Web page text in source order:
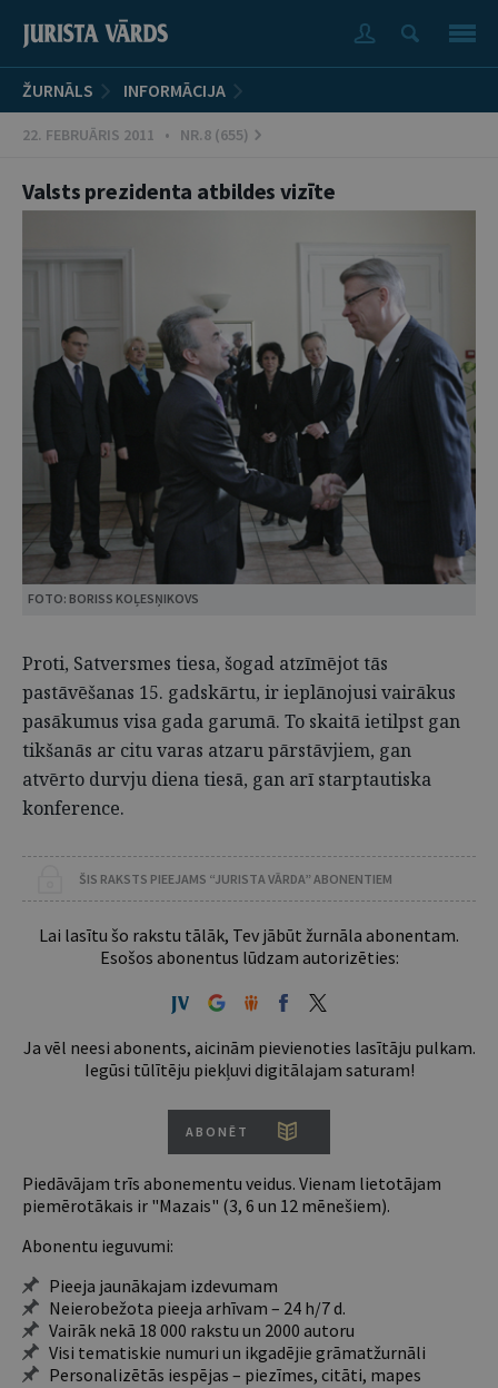
ŽURNĀLS INFORMĀCIJA
22. FEBRUĀRIS 2011 • NR.8 (655)
Valsts prezidenta atbildes vizīte
FOTO: BORISS KOĻESŅIKOVS
Proti, Satversmes tiesa, šogad atzīmējot tās
pastāvēšanas 15. gadskārtu, ir ieplānojusi vairākus
pasākumus visa gada garumā. To skaitā ietilpst gan
tikšanās ar citu varas atzaru pārstāvjiem, gan
atvērto durvju diena tiesā, gan arī starptautiska
konference.
ŠIS RAKSTS PIEEJAMS “JURISTA VĀRDA” ABONENTIEM
Lai lasītu šo rakstu tālāk, Tev jābūt žurnāla abonentam.
Esošos abonentus lūdzam autorizēties:
Ja vēl neesi abonents, aicinām pievienoties lasītāju pulkam.
Iegūsi tūlītēju piekļuvi digitālajam saturam!
ABONĒT
Piedāvājam trīs abonementu veidus. Vienam lietotājam
piemērotākais ir "Mazais" (3, 6 un 12 mēnešiem).
Abonentu ieguvumi:
Pieeja jaunākajam izdevumam
Neierobežota pieeja arhīvam – 24 h/7 d.
Vairāk nekā 18 000 rakstu un 2000 autoru
Visi tematiskie numuri un ikgadējie grāmatžurnāli
Personalizētās iespējas – piezīmes, citāti, mapes